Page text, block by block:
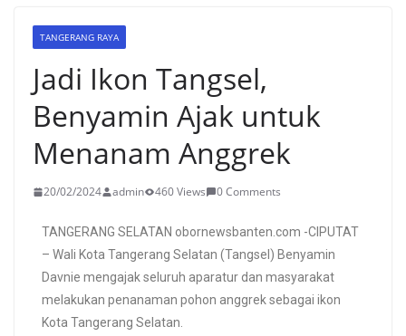
TANGERANG RAYA
Jadi Ikon Tangsel,
Benyamin Ajak untuk
Menanam Anggrek
20/02/2024 admin 460 Views 0 Comments
TANGERANG SELATAN obornewsbanten.com -CIPUTAT
– Wali Kota Tangerang Selatan (Tangsel) Benyamin
Davnie mengajak seluruh aparatur dan masyarakat
melakukan penanaman pohon anggrek sebagai ikon
Kota Tangerang Selatan.